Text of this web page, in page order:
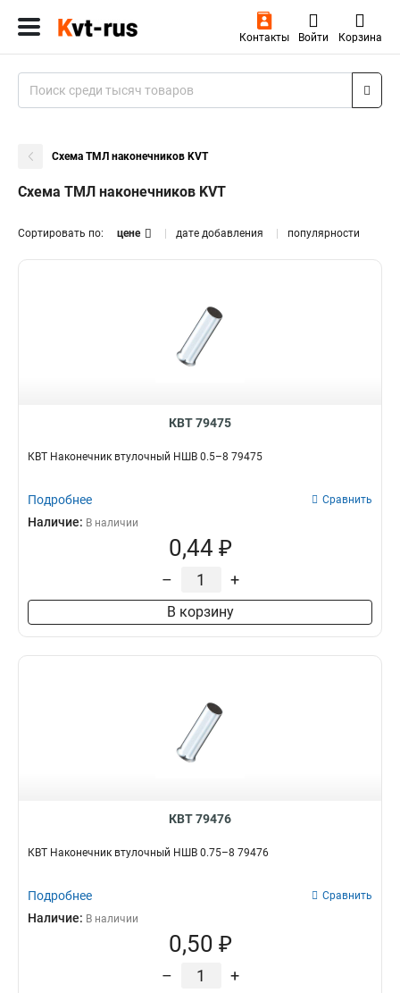
Контакты Войти Корзина
Схема ТМЛ наконечников KVT
Схема ТМЛ наконечников KVT
Сортировать по: цене дате добавления популярности
КВТ 79475
КВТ Наконечник втулочный НШВ 0.5–8 79475
Подробнее Сравнить
Наличие: В наличии
0,44 ₽
– +
В корзину
КВТ 79476
КВТ Наконечник втулочный НШВ 0.75–8 79476
Подробнее Сравнить
Наличие: В наличии
0,50 ₽
– +